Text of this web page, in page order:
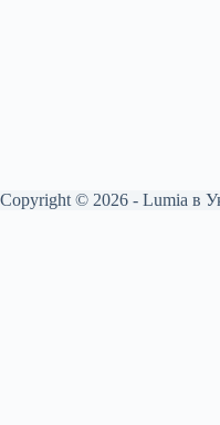
Copyright © 2026 - Lumia в